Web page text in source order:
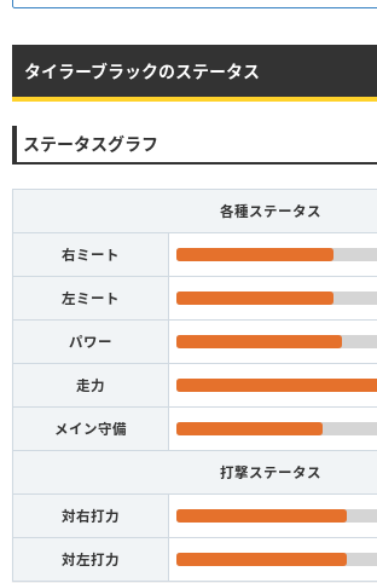
タイラーブラックのステータス
ステータスグラフ
各種ステータス
右ミート
左ミート
パワー
走力
メイン守備
打撃ステータス
対右打力
対左打力